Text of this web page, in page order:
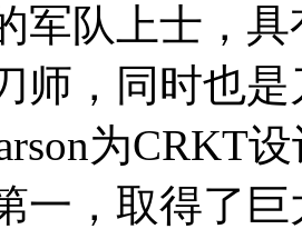
军队上士，
师，同时也
为CRKT
一，取得了